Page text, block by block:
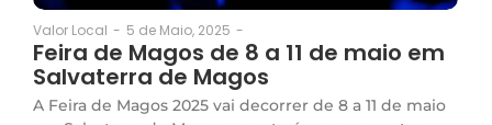
Valor Local - 5 de Maio, 2025 -
Feira de Magos de 8 a 11 de maio em
Salvaterra de Magos
A Feira de Magos 2025 vai decorrer de 8 a 11 de maio